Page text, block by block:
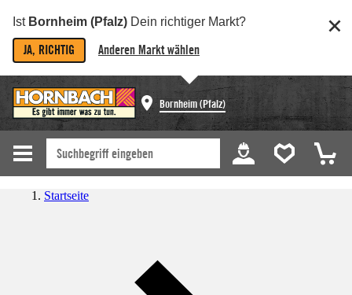
Ist Bornheim (Pfalz) Dein richtiger Markt?
JA, RICHTIG Anderen Markt wählen
Bornheim (Pfalz)
Startseite